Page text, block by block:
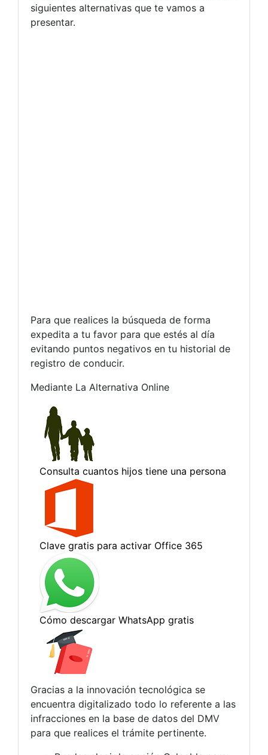
siguientes alternativas que te vamos a
presentar.
Para que realices la búsqueda de forma
expedita a tu favor para que estés al día
evitando puntos negativos en tu historial de
registro de conducir.
Mediante La Alternativa Online
Gracias a la innovación tecnológica se
encuentra digitalizado todo lo referente a las
infracciones en la base de datos del DMV
para que realices el trámite pertinente.